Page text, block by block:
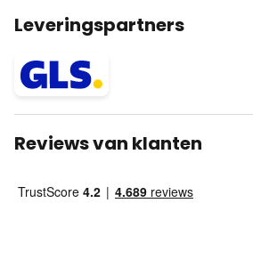
Leveringspartners
Reviews van klanten